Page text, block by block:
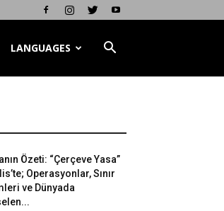
LANGUAGES
Özeti: “Çerçeve Yasa”
Operasyonlar, Sınır
ve Dünyada